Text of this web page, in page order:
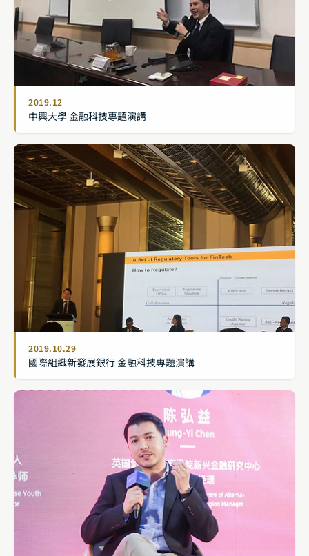
2019.12
中興大學 金融科技專題演講
2019.10.29
國際組織新發展銀行 金融科技專題演講